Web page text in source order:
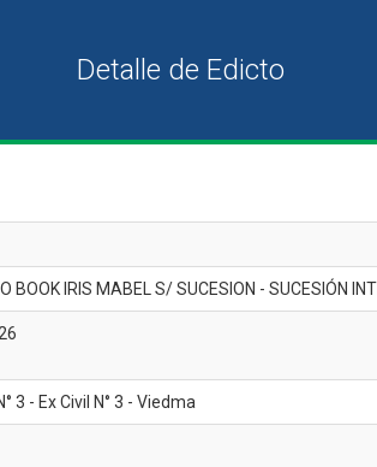
BOOK IRIS MABEL S/ SUCESION - SUCESIÓN
3 - Ex Civil N° 3 - Viedma